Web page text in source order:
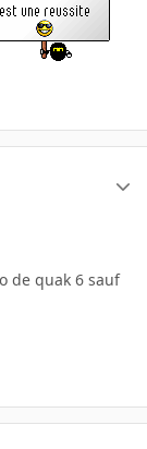
de quak 6 sauf